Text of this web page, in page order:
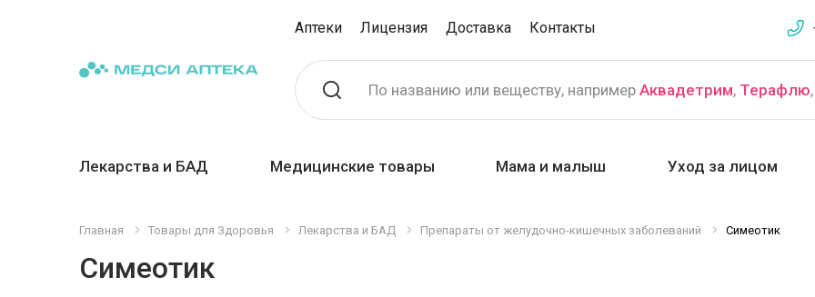
Аптеки Лицензия Доставка Контакты
По названию или веществу, например Аквадетрим, Терафлю,
Лекарства и БАД Медицинские товары Мама и малыш Уход за лицом
Главная Товары для Здоровья Лекарства и БАД Препараты от желудочно-кишечных заболеваний Симеотик
Симеотик